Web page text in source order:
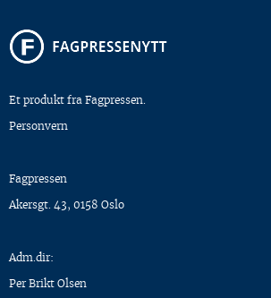
Et produkt fra Fagpressen.
Personvern
Fagpressen
Akersgt. 43, 0158 Oslo
Adm.dir:
Per Brikt Olsen